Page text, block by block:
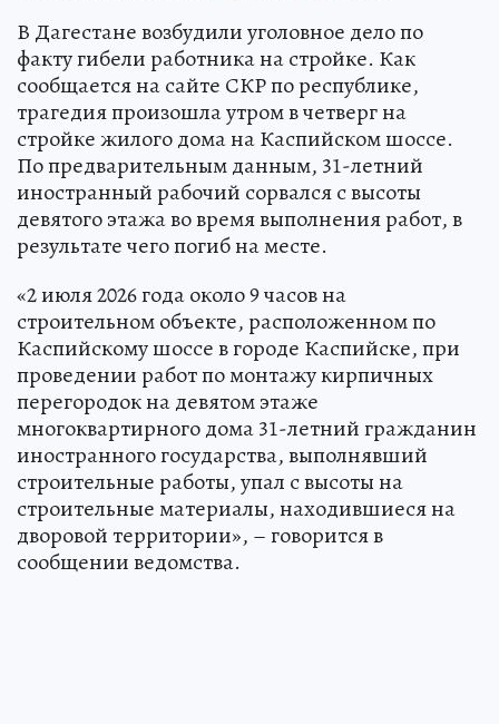
В Дагестане возбудили уголовное дело по
факту гибели работника на стройке. Как
сообщается на сайте СКР по республике,
трагедия произошла утром в четверг на
стройке жилого дома на Каспийском шоссе.
По предварительным данным, 31-летний
иностранный рабочий сорвался с высоты
девятого этажа во время выполнения работ, в
результате чего погиб на месте.
«2 июля 2026 года около 9 часов на
строительном объекте, расположенном по
Каспийскому шоссе в городе Каспийске, при
проведении работ по монтажу кирпичных
перегородок на девятом этаже
многоквартирного дома 31-летний гражданин
иностранного государства, выполнявший
строительные работы, упал с высоты на
строительные материалы, находившиеся на
дворовой территории», – говорится в
сообщении ведомства.